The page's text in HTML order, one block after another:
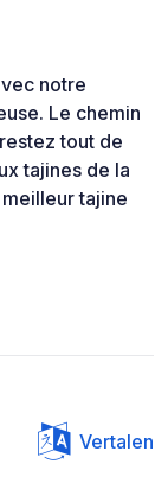
notre
Le chemin
tout de
tajines de la
tajine
Vertalen